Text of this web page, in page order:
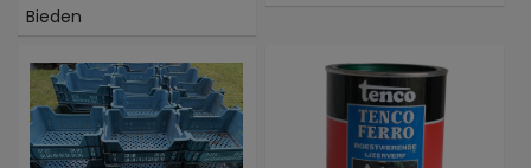
Bieden